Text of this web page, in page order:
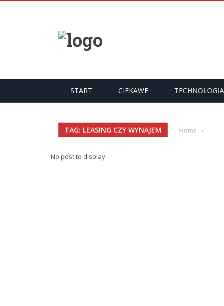
START CIEKAWE TECHNOLOGIA
TAG: LEASING CZY WYNAJEM Home ›
No post to display